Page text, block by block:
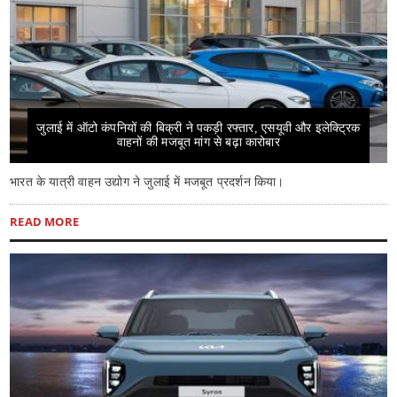
जुलाई में ऑटो कंपनियों की बिक्री ने पकड़ी रफ्तार, एसयूवी और इलेक्ट्रिक
वाहनों की मजबूत मांग से बढ़ा कारोबार
भारत के यात्री वाहन उद्योग ने जुलाई में मजबूत प्रदर्शन किया।
READ MORE